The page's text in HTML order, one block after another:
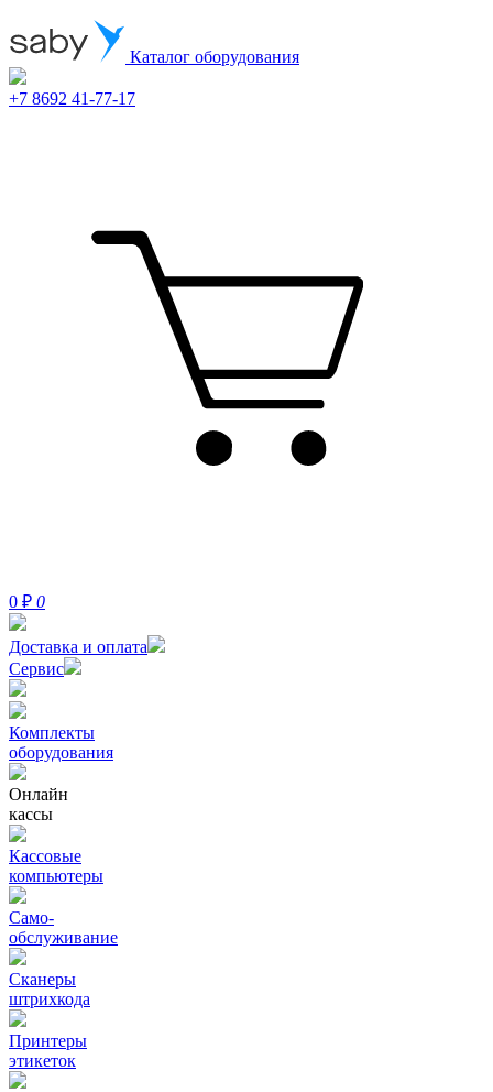
Каталог оборудования
+7 8692 41-77-17
0 ₽ 0
Доставка и оплата
Сервис
Комплекты
оборудования
Онлайн
кассы
Кассовые
компьютеры
Само-
обслуживание
Сканеры
штрихкода
Принтеры
этикеток